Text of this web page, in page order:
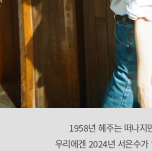
1958년 혜주는 떠나지
우리에겐 2024년 서은수가